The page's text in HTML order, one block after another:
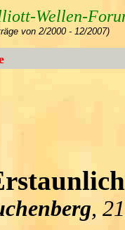
Wellen-
von 2/2000 - 12/2007)
,